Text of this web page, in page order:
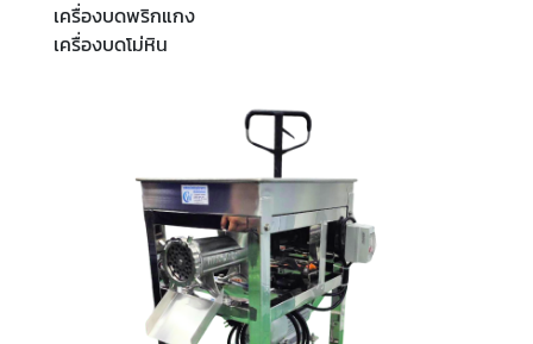
เครื่องบดพริกแกง
เครื่องบดโม่หิน